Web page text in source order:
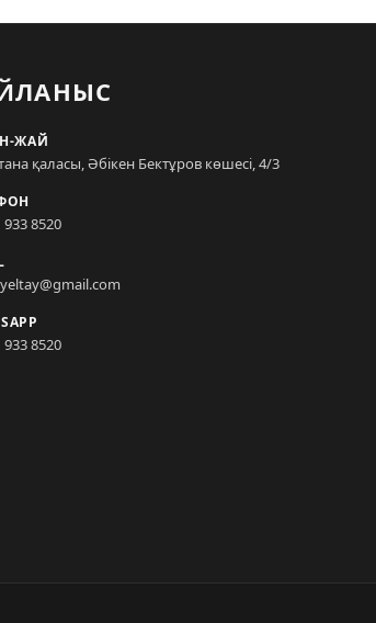
ЖАЙ
қаласы, Әбікен Бектұров көшесі, 4/3
933 8520
933 8520